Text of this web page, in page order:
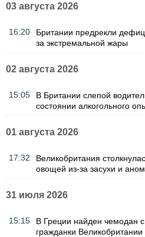
03 августа 2026
16:20
Британии предрекли
за экстремальной жары
02 августа 2026
15:05
В Британии слепой
состоянии алкогольного
01 августа 2026
17:32
Великобритания
овощей из-за засухи и
31 июля 2026
15:15
В Греции найден чемодан
гражданки Великобритании